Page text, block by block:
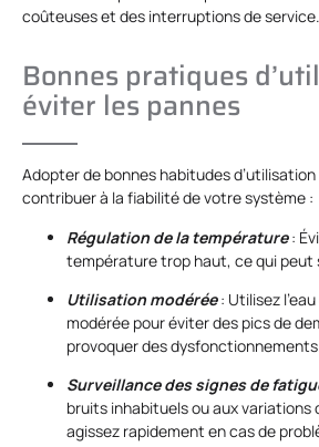
coûteuses et des interruptions de service.
Bonnes pratiques
éviter les pannes
Adopter de bonnes habitudes
contribuer à la fiabilité de votre système :
Régulation de la température :
température trop haut, ce qui peut
Utilisation modérée: Utilisez
modérée pour éviter des pics de
provoquer des dysfonctionnements.
Surveillance des signes de
bruits inhabituels ou aux variations
agissez rapidement en cas de